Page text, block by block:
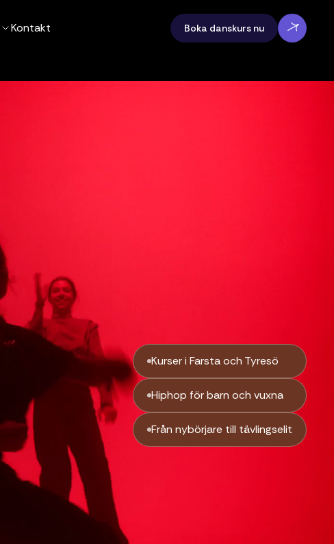
Kontakt Boka danskurs nu
Kurser i Farsta och Tyresö
Hiphop för barn och vuxna
Från nybörjare till tävlingselit